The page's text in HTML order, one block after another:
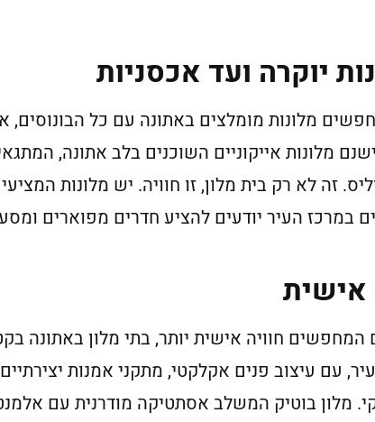
יוקרה ועד אכסניות
מלונות מומלצים באתונה עם כל
מלונות אייקוניים השוכנים בלב אתונה,
במרכז העיר יודעים להציע חדרים מפוארים
אישית
המחפשים חוויה אישית יותר, בתי מלון באתונה
עם עיצוב פנים אקלקטי, מתקני אמנות
מלון בוטיק המשלב אסתטיקה מודרנית עם